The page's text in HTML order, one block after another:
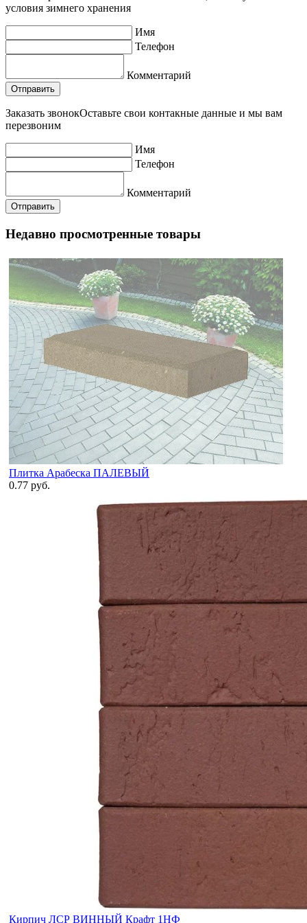
условия зимнего хранения
Имя
Телефон
Комментарий
Заказать звонокОставьте свои контакные данные и мы вам
перезвоним
Имя
Телефон
Комментарий
Недавно просмотренные товары
Плитка Арабеска ПАЛЕВЫЙ
0.77 руб.
Кирпич ЛСР ВИННЫЙ Крафт 1НФ